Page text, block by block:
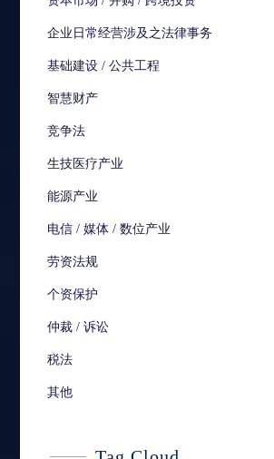
企业日常经营涉及之法律事务
基础建设 / 公共工程
智慧财产
竞争法
生技医疗产业
能源产业
电信 / 媒体 / 数位产业
劳资法规
个资保护
仲裁 / 诉讼
税法
其他